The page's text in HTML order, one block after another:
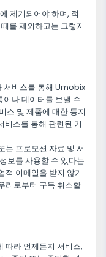
제기되어야 하며, 적
를 제외하고는 그렇지
서비스를 통해 Umobix
나 데이터를 보낼 수
스 및 제품에 대한 통지
스를 통해 관련된 거
는 프로모션 자료 및 서
보를 사용할 수 있다는
적 이메일을 받지 않기
리로부터 구독 취소할
따라 언제든지 서비스,